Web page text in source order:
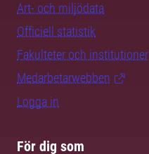
Art- och miljödata
Officiell statistik
Fakulteter och institutioner
Medarbetarwebben
Logga in
För dig som